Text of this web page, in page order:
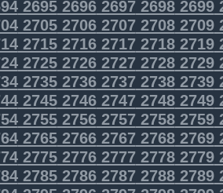
26952696269726982699
27052706270727082709
27152716271727182719
27252726272727282729
27352736273727382739
27452746274727482749
27552756275727582759
27652766276727682769
27752776277727782779
27852786278727882789